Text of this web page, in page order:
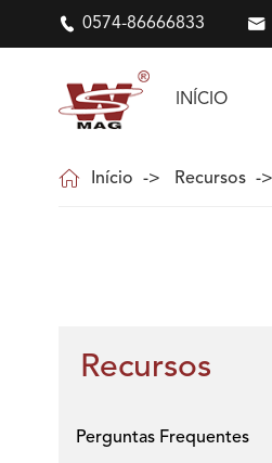
 0574-86666833 
INÍCIO
 Início Recursos
Recursos
Perguntas Frequentes